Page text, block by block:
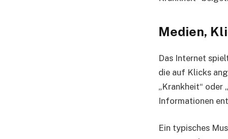
Medien,
Das Internet
die auf Klicks
„Krankheit“ oder
Informationen
Ein typisches